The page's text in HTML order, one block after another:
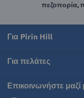
πεζοπορία,
Για Pirin Hill
Για πελάτες
Επικοινωνήστε μαζί